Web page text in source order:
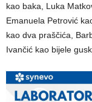
kao baka, Luka
Emanuela Petrović
kao dva praščića,
Ivančić kao bijele